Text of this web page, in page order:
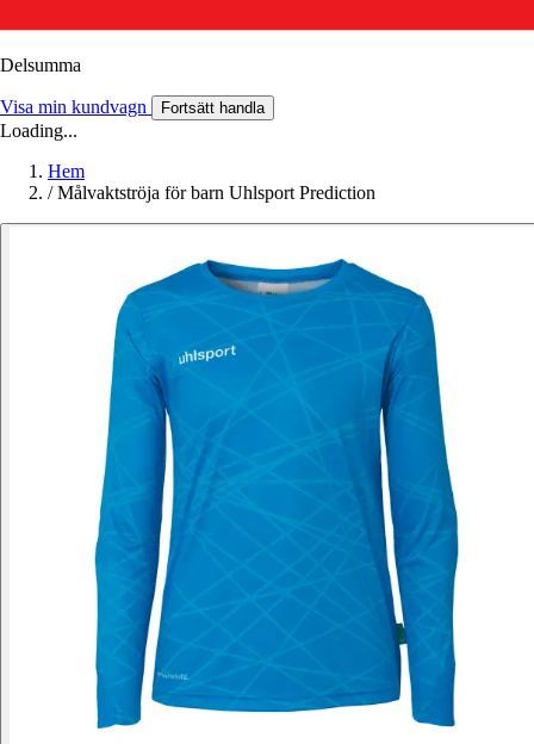
Delsumma
Visa min kundvagn Fortsätt handla
Loading...
Hem
/ Målvaktströja för barn Uhlsport Prediction